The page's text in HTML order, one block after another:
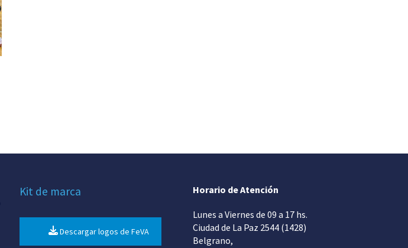
Kit de marca
Descargar logos de FeVA
Horario de Atención
Lunes a Viernes de 09 a 17 hs.
Ciudad de La Paz 2544 (1428)
Belgrano,